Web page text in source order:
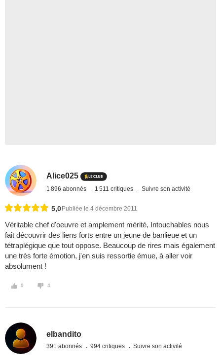
Alice025
1 896 abonnés 1 511 critiques Suivre son activité
5,0 Publiée le 4 décembre 2011
Véritable chef d'oeuvre et amplement mérité, Intouchables nous
fait découvrir des liens forts entre un jeune de banlieue et un
tétraplégique que tout oppose. Beaucoup de rires mais également
une très forte émotion, j'en suis ressortie émue, à aller voir
absolument !
9 4
elbandito
391 abonnés 994 critiques Suivre son activité